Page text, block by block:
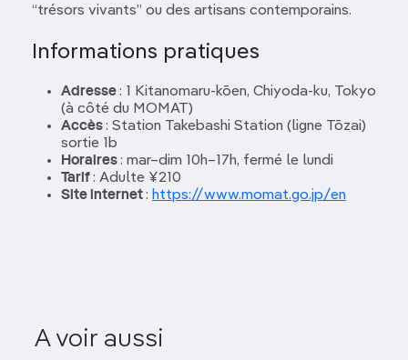
“trésors vivants” ou des artisans contemporains.
Informations pratiques
Adresse: 1 Kitanomaru-kōen, Chiyoda‑ku, Tokyo
(à côté du MOMAT)
Accès: Station Takebashi Station (ligne Tōzai)
sortie 1b
Horaires: mar–dim 10h–17h, fermé le lundi
Tarif: Adulte ¥210
Site internet: https://www.momat.go.jp/en
A voir aussi
TeamLab Borderless